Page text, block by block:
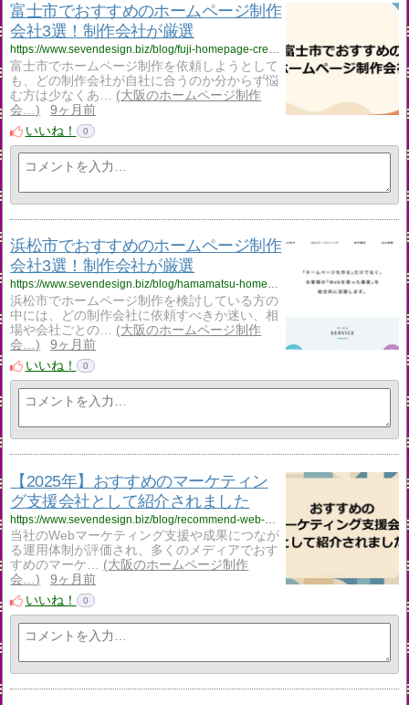
富士市でおすすめのホームページ制作
会社3選！制作会社が厳選
https://www.sevendesign.biz/blog/fuji-homepage-creation/
富士市でホームページ制作を依頼しようとして
も、どの制作会社が自社に合うのか分からず悩
む方は少なくあ…
大阪のホームページ制作
会…
9ヶ月前
いいね！
0
浜松市でおすすめのホームページ制作
会社3選！制作会社が厳選
https://www.sevendesign.biz/blog/hamamatsu-homepage-creation/
浜松市でホームページ制作を検討している方の
中には、どの制作会社に依頼すべきか迷い、相
場や会社ごとの…
大阪のホームページ制作
会…
9ヶ月前
いいね！
0
【2025年】おすすめのマーケティン
グ支援会社として紹介されました
当社のWebマーケティング支援や成果につなが
る運用体制が評価され、多くのメディアでおす
すめのマーケ…
大阪のホームページ制作
会…
9ヶ月前
いいね！
0